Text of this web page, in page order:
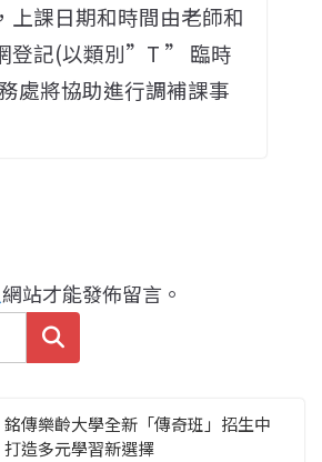
上課日期和時間由老師和
登記(以類別”T ” 臨時
處將協助進行調補課事
網站才能發佈留言。
搜尋
銘傳樂齡大學全新「傳奇班」招生中
打造多元學習新選擇